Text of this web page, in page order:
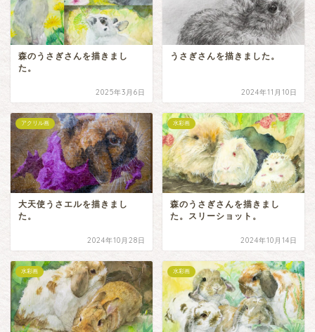
森のうさぎさんを描きまし
た。
2025年3月6日
うさぎさんを描きました。
2024年11月10日
アクリル画
大天使うさエルを描きまし
た。
2024年10月28日
水彩画
森のうさぎさんを描きまし
た。スリーショット。
2024年10月14日
水彩画 水彩画